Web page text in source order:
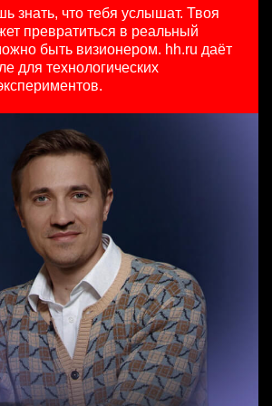
департамент
so'm
телемаркетинга
продажи
маркетинга
знать, что тебя услышат. Твоя
превратиться в реальный
быть визионером. hh.ru даёт
для технологических